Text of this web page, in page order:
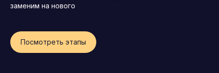
Коммерческий директор
Директор по маркетингу (CMO)
заменим на нового
Посмотреть этапы